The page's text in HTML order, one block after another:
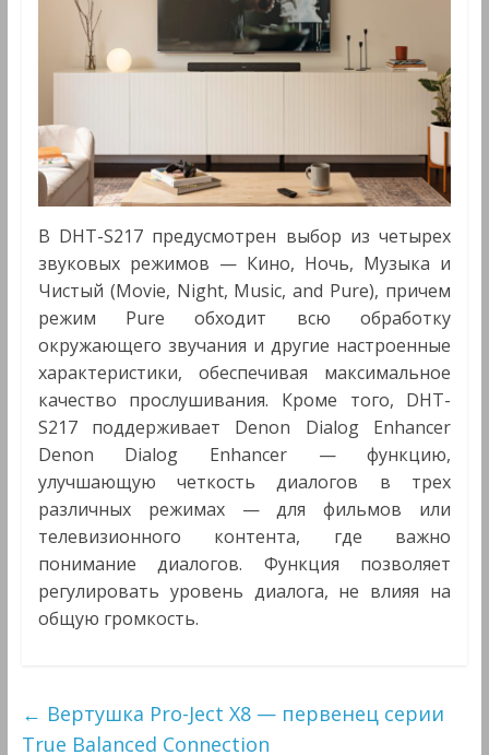
В DHT-S217 предусмотрен выбор из четырех
звуковых режимов — Кино, Ночь, Музыка и
Чистый (Movie, Night, Music, and Pure), причем
режим Pure обходит всю обработку
окружающего звучания и другие настроенные
характеристики, обеспечивая максимальное
качество прослушивания. Кроме того, DHT-
S217 поддерживает Denon Dialog Enhancer
Denon Dialog Enhancer — функцию,
улучшающую четкость диалогов в трех
различных режимах — для фильмов или
телевизионного контента, где важно
понимание диалогов. Функция позволяет
регулировать уровень диалога, не влияя на
общую громкость.
← Вертушка Pro-Ject X8 — первенец серии
True Balanced Connection